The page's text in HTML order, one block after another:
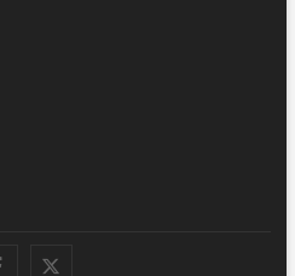
facebook